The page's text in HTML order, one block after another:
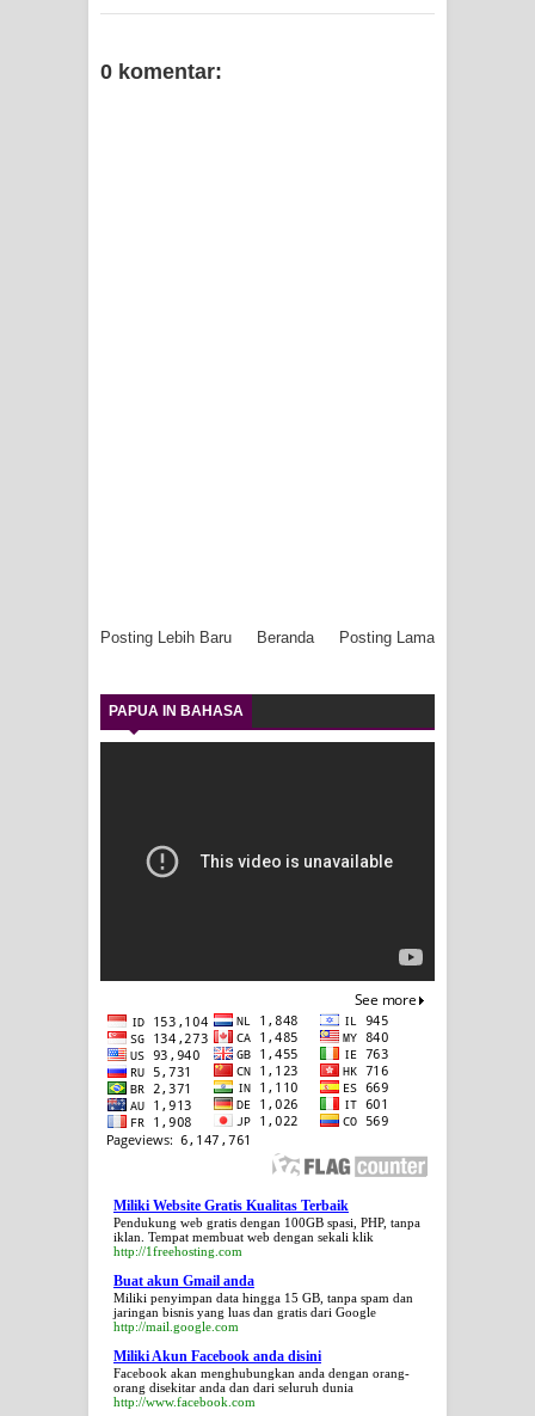
0 komentar:
Posting Lebih Baru Posting Lama
Beranda
PAPUA IN BAHASA
Miliki Website Gratis Kualitas Terbaik
Pendukung web gratis dengan 100GB spasi, PHP, tanpa
iklan. Tempat membuat web dengan sekali klik
http://1freehosting.com
Buat akun Gmail anda
Miliki penyimpan data hingga 15 GB, tanpa spam dan
jaringan bisnis yang luas dan gratis dari Google
http://mail.google.com
Miliki Akun Facebook anda disini
Facebook akan menghubungkan anda dengan orang-
orang disekitar anda dan dari seluruh dunia
http://www.facebook.com